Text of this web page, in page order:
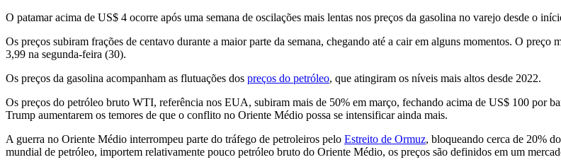
O patamar acima de US$ 4 ocorre após uma semana de oscilações mais lentas nos preços da gasolina no varejo desde o
Os preços subiram frações de centavo durante a maior parte da semana, chegando até a cair em alguns momentos. O
3,99 na segunda-feira (30).
Os preços da gasolina acompanham as flutuações dos preços do petróleo, que atingiram os níveis mais altos desde 2022.
Os preços do petróleo bruto WTI, referência nos EUA, subiram mais de 50% em março, fechando acima de US$ 100 por
Trump aumentarem os temores de que o conflito no Oriente Médio possa se intensificar ainda mais.
A guerra no Oriente Médio interrompeu parte do tráfego de petroleiros pelo Estreito de Ormuz, bloqueando cerca de 20%
mundial de petróleo, importem relativamente pouco petróleo bruto do Oriente Médio, os preços são definidos em um